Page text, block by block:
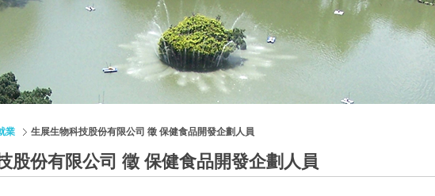
業 生展生物科技股份有限公司 徵 保健食品開發企劃人員
股份有限公司 徵 保健食品開發企劃人員